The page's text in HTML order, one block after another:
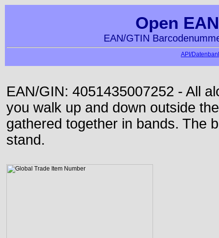
Open
EAN/GTIN
API/
EAN/GIN: 4051435007252 - All
you walk up and down outside
gathered together in bands. The
stand.